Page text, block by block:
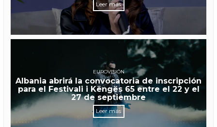
Leer más
EUROVISIÓN
Albania abrirá la convocatoria de inscripción
para el Festivali i Këngës 65 entre el 22 y el
27 de septiembre
Leer más